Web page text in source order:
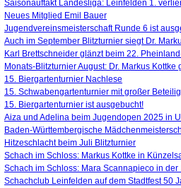
Saisonauftakt Landesliga: Leinfelden 1.
Neues Mitglied Emil Bauer
Jugendvereinsmeisterschaft Runde 6 ist
Auch im September Blitzturnier siegt Dr.
Karl Brettschneider glänzt beim 22.
Monats-Blitzturnier August: Dr. Markus Kottke
15. Biergartenturnier Nachlese
15. Schwabengartenturnier mit großer
15. Biergartenturnier ist ausgebucht!
Aiza und Adelina beim Jugendopen 2025 in
Baden-Württembergische
Hitzeschlacht beim Juli Blitzturnier
Schach im Schloss: Markus Kottke in
Schach im Schloss: Mara Scannapieco in der
Schachclub Leinfelden auf dem Stadtfest 50